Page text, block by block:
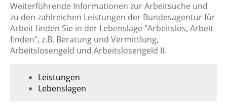
Weiterführende Informationen zur Arbeitsuche und
zu den zahlreichen Leistungen der Bundesagentur für
Arbeit finden Sie in der Lebenslage "Arbeitslos, Arbeit
finden", z.B. Beratung und Vermittlung,
Arbeitslosengeld und Arbeitslosengeld II.
Leistungen
Lebenslagen